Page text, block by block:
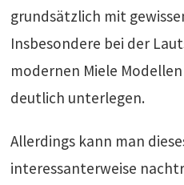
grundsätzlich mit
Insbesondere bei der
modernen Miele
deutlich unterlegen.
Allerdings kann man
interessanterweise